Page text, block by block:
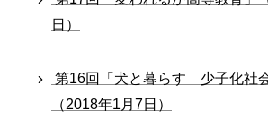
日）
第16回「犬と暮らす 少子化社
（2018年1月7日）